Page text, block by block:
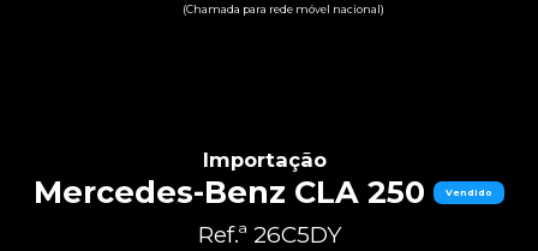
(Chamada para rede móvel nacional)
Importação
Mercedes-Benz CLA 250 Vendido
Ref.ª 26C5DY